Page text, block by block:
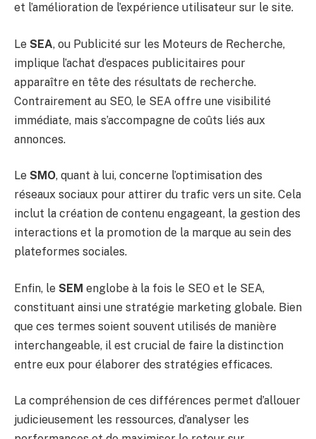
et l’amélioration de l’expérience utilisateur sur le site.
Le SEA, ou Publicité sur les Moteurs de Recherche,
implique l’achat d’espaces publicitaires pour
apparaître en tête des résultats de recherche.
Contrairement au SEO, le SEA offre une visibilité
immédiate, mais s’accompagne de coûts liés aux
annonces.
Le SMO, quant à lui, concerne l’optimisation des
réseaux sociaux pour attirer du trafic vers un site. Cela
inclut la création de contenu engageant, la gestion des
interactions et la promotion de la marque au sein des
plateformes sociales.
Enfin, le SEM englobe à la fois le SEO et le SEA,
constituant ainsi une stratégie marketing globale. Bien
que ces termes soient souvent utilisés de manière
interchangeable, il est crucial de faire la distinction
entre eux pour élaborer des stratégies efficaces.
La compréhension de ces différences permet d’allouer
judicieusement les ressources, d’analyser les